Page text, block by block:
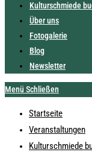
Kulturschmiede
Über uns
Fotogalerie
Blog
Newsletter
Menü Schließen
Startseite
Veranstaltungen
Kulturschmiede